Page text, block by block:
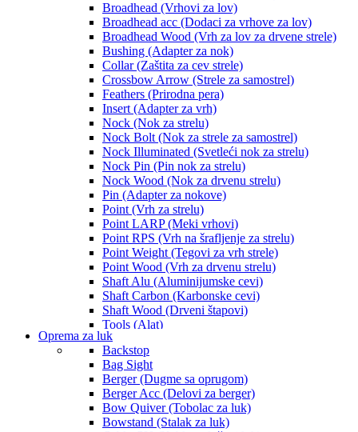
Broadhead (Vrhovi za lov)
Broadhead acc (Dodaci za vrhove za lov)
Broadhead Wood (Vrh za lov za drvene strele)
Bushing (Adapter za nok)
Collar (Zaštita za cev strele)
Crossbow Arrow (Strele za samostrel)
Feathers (Prirodna pera)
Insert (Adapter za vrh)
Nock (Nok za strelu)
Nock Bolt (Nok za strele za samostrel)
Nock Illuminated (Svetleći nok za strelu)
Nock Pin (Pin nok za strelu)
Nock Wood (Nok za drvenu strelu)
Pin (Adapter za nokove)
Point (Vrh za strelu)
Point LARP (Meki vrhovi)
Point RPS (Vrh na šrafljenje za strelu)
Point Weight (Tegovi za vrh strele)
Point Wood (Vrh za drvenu strelu)
Shaft Alu (Aluminijumske cevi)
Shaft Carbon (Karbonske cevi)
Shaft Wood (Drveni štapovi)
Tools (Alat)
Usluga
Vanes (Platična pera)
Vanes Spin (Uvrnuta pera)
Oprema za luk
Backstop
Bag Sight
Berger (Dugme sa oprugom)
Berger Acc (Delovi za berger)
Bow Quiver (Tobolac za luk)
Bowstand (Stalak za luk)